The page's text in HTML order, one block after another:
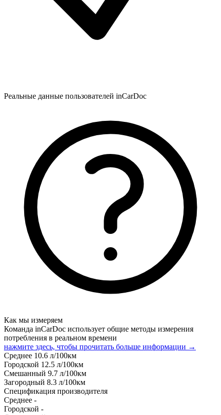
Реальные данные пользователей inCarDoc
Как мы измеряем
Команда inCarDoc использует общие методы измерения
потребления в реальном времени
нажмите здесь, чтобы прочитать больше информации →
Среднее 10.6 л/100км
Городской 12.5 л/100км
Смешанный 9.7 л/100км
Загородный 8.3 л/100км
Спецификация производителя
Среднее -
Городской -